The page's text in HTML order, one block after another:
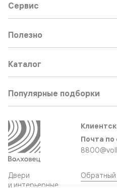
Двери
и интерьерные
Сервис
Полезно
Каталог
Популярные подборки
Почта
Обратный